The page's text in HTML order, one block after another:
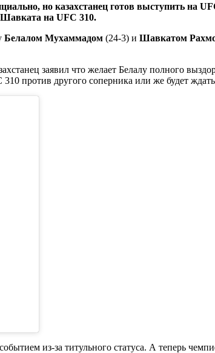
но казахстанец готов выступить на
на UFC 310.
Белалом Мухаммадом (24-3) и Шавкатом
заявил что желает Белалу полного
против другого соперника или же будет
из-за титульного статуса. А теперь